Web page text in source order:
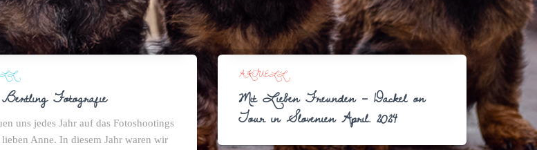
Fotografie
uns jedes Jahr auf das Fotoshootings
Anne. In diesem Jahr waren wir
AKTUELL
Mit Lieben Freunden – Dackel on
Tour in Slovenien April. 2024